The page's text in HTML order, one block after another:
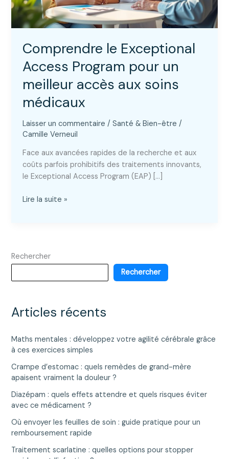
Comprendre le Exceptional
Access Program pour un
meilleur accès aux soins
médicaux
Laisser un commentaire /Santé & Bien-être /
Camille Verneuil
Face aux avancées rapides de la recherche et aux
coûts parfois prohibitifs des traitements innovants,
le Exceptional Access Program (EAP) […]
Comprendre
pour
meilleur
aux
soins
Lire la suite »
Rechercher
Rechercher
Articles récents
Maths mentales : développez votre agilité cérébrale grâce
à ces exercices simples
Crampe d’estomac : quels remèdes de grand-mère
apaisent vraiment la douleur ?
Diazépam : quels effets attendre et quels risques éviter
avec ce médicament ?
Où envoyer les feuilles de soin : guide pratique pour un
remboursement rapide
Traitement scarlatine : quelles options pour stopper